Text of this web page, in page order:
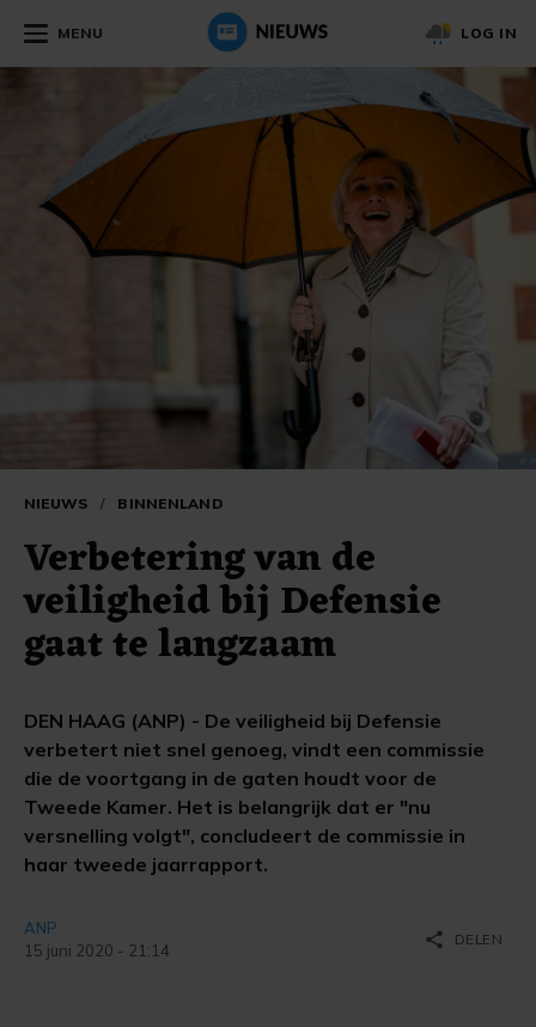
MENU LOG IN
NIEUWS / BINNENLAND
Verbetering van de
veiligheid bij Defensie
gaat te langzaam
DEN HAAG (ANP) - De veiligheid bij Defensie
verbetert niet snel genoeg, vindt een commissie
die de voortgang in de gaten houdt voor de
Tweede Kamer. Het is belangrijk dat er "nu
versnelling volgt", concludeert de commissie in
haar tweede jaarrapport.
ANP
15 juni 2020 - 21:14
share DELEN